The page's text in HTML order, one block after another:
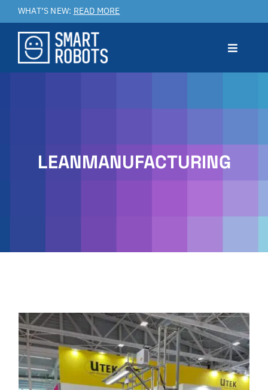
Salta
al
contenuto
WHAT’S NEW:READ MORE
Toggle
Benefici
Case Studies
Contatti
Careers
LEANMANUFACTURING